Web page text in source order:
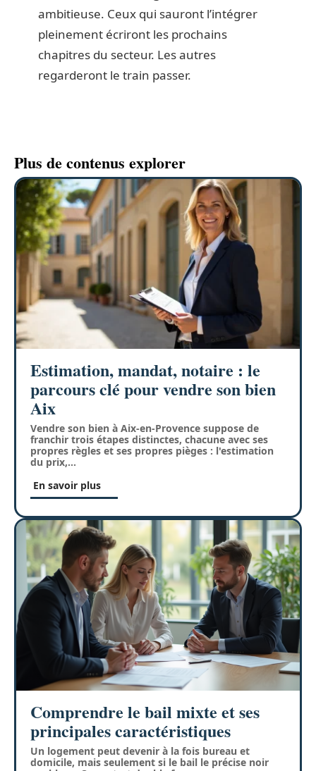
ambitieuse. Ceux qui sauront l’intégrer
pleinement écriront les prochains
chapitres du secteur. Les autres
regarderont le train passer.
Plus de contenus explorer
Estimation, mandat, notaire : le
parcours clé pour vendre son bien
Aix
Vendre son bien à Aix-en-Provence suppose de
franchir trois étapes distinctes, chacune avec ses
propres règles et ses propres pièges : l'estimation
du prix,…
En savoir plus
Comprendre le bail mixte et ses
principales caractéristiques
Un logement peut devenir à la fois bureau et
domicile, mais seulement si le bail le précise noir